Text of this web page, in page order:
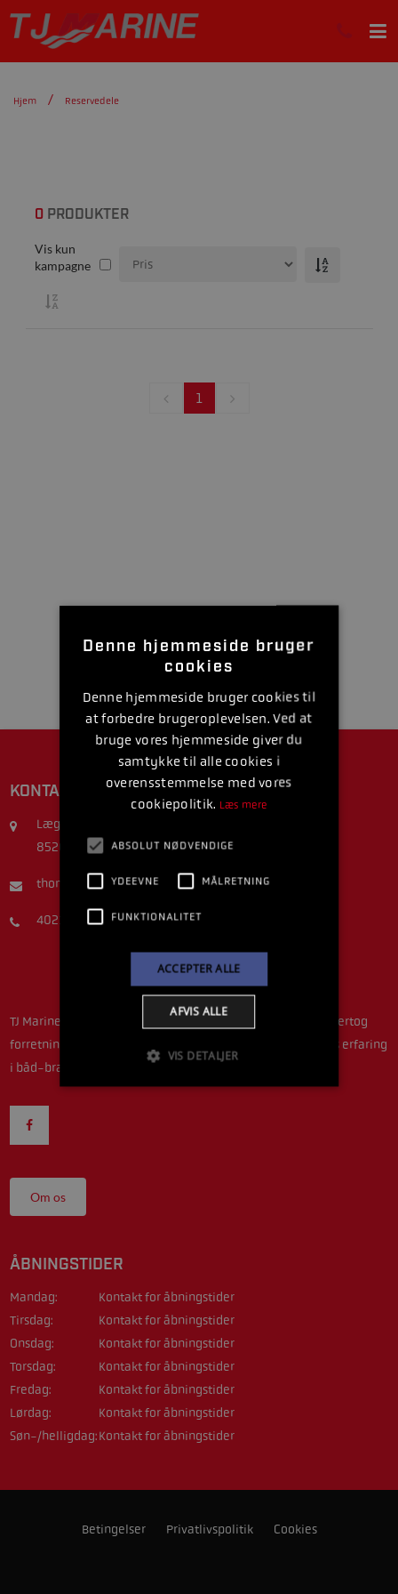
Hjem Reservedele
0PRODUKTER
Vis kun
kampagne
1
KONTAKT
Lægårdsvej 5A
8520 Lystrup
thomastjmarine@gmail.com
40216407
TJ Marine ejes og drives idag af Thomas Dethlefsen, som overtog
forretningen efter Torben Jensen i 2016. Thomas har 19 års erfaring
i båd-branchen som mekaniker.
Om os
ÅBNINGSTIDER
Mandag:
Kontakt for åbningstider
Tirsdag:
Kontakt for åbningstider
Onsdag:
Kontakt for åbningstider
Torsdag:
Kontakt for åbningstider
Fredag:
Kontakt for åbningstider
Lørdag:
Kontakt for åbningstider
Søn-/helligdag:Kontakt for åbningstider
Betingelser Privatlivspolitik Cookies
Denne hjemmeside bruger
cookies
Denne hjemmeside bruger cookies til
at forbedre brugeroplevelsen. Ved at
bruge vores hjemmeside giver du
samtykke til alle cookies i
overensstemmelse med vores
cookiepolitik. Læs mere
ABSOLUT NØDVENDIGE
YDEEVNE MÅLRETNING
FUNKTIONALITET
ACCEPTER ALLE
AFVIS ALLE
VIS DETALJER